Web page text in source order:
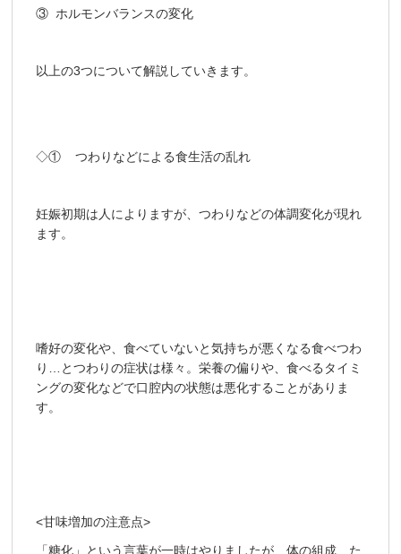
③ ホルモンバランスの変化
以上の3つについて解説していきます。
◇① つわりなどによる食生活の乱れ
妊娠初期は人によりますが、つわりなどの体調変化が現れ
ます。
嗜好の変化や、食べていないと気持ちが悪くなる食べつわ
り…とつわりの症状は様々。栄養の偏りや、食べるタイミ
ングの変化などで口腔内の状態は悪化することがありま
す。
<甘味増加の注意点>
「糖化」という言葉が一時はやりましたが、体の組成、た